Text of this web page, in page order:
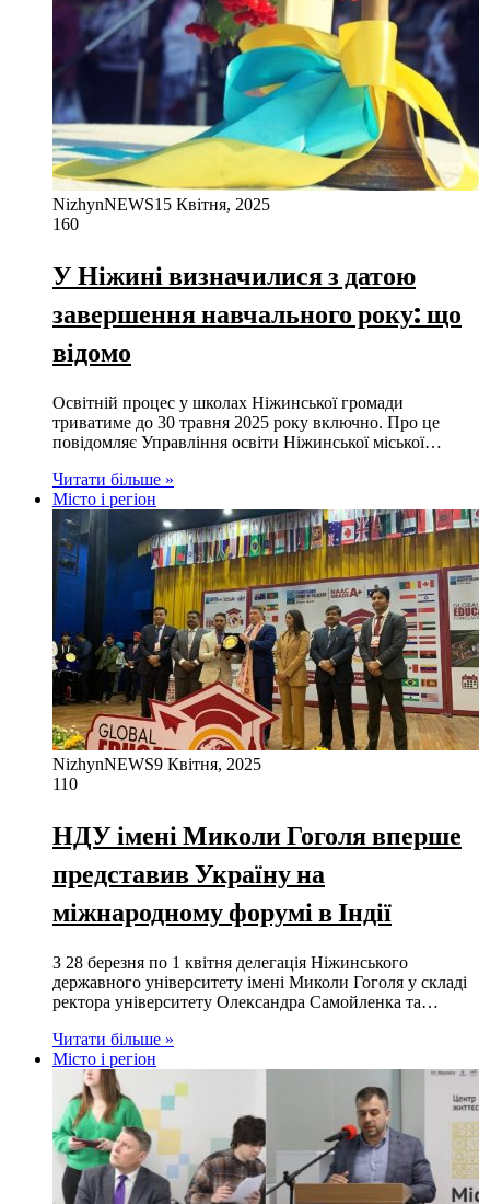
NizhynNEWS15 Квітня, 2025
160
У Ніжині визначилися з датою
завершення навчального року: що
відомо
Освітній процес у школах Ніжинської громади
триватиме до 30 травня 2025 року включно. Про це
повідомляє Управління освіти Ніжинської міської…
Читати більше »
Місто і регіон
NizhynNEWS9 Квітня, 2025
110
НДУ імені Миколи Гоголя вперше
представив Україну на
міжнародному форумі в Індії
З 28 березня по 1 квітня делегація Ніжинського
державного університету імені Миколи Гоголя у складі
ректора університету Олександра Самойленка та…
Читати більше »
Місто і регіон